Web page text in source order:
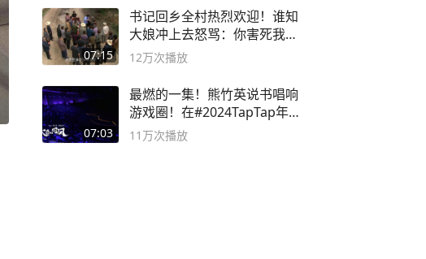
07:15
书记回乡全村热烈欢迎！谁知
大娘冲上去怒骂：你害死我儿
子
12万次播放
07:03
最燃的一集！熊竹英说书唱响
游戏圈！在#2024TapTap年
度游戏大赏
11万次播放